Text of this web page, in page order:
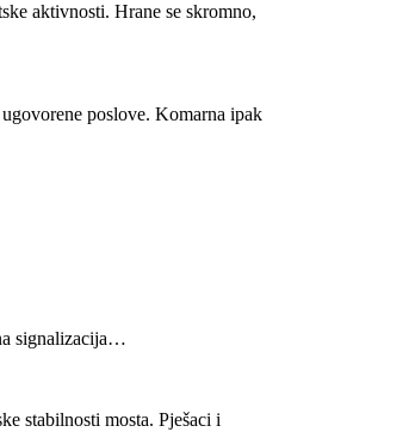
aktivnosti. Hrane se skromno,
poslove. Komarna ipak
signalizacija…
stabilnosti mosta. Pješaci i